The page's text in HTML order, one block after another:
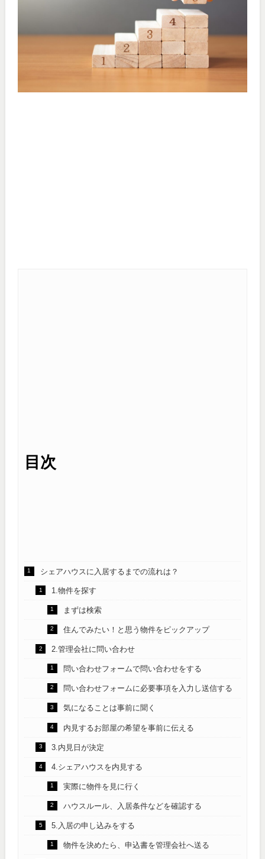
目次
シェアハウスに入居するまでの流れは？
1.物件を探す
まずは検索
住んでみたい！と思う物件をピックアップ
2.管理会社に問い合わせ
問い合わせフォームで問い合わせをする
問い合わせフォームに必要事項を入力し送信する
気になることは事前に聞く
内見するお部屋の希望を事前に伝える
3.内見日が決定
4.シェアハウスを内見する
実際に物件を見に行く
ハウスルール、入居条件などを確認する
5.入居の申し込みをする
物件を決めたら、申込書を管理会社へ送る